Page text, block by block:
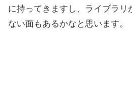
に持ってきますし、ライブラリ
ない面もあるかなと思います。